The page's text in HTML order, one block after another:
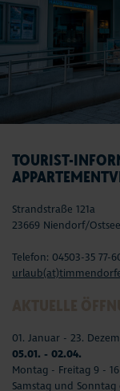
TOURIST-
Strandstraße 121a
23669 Niendorf/Ostsee
Telefon: 04503-35 77-
01. Januar - 23.
05.01. - 02.04.
Montag - Freitag 9 -
Samstag und Sonntag